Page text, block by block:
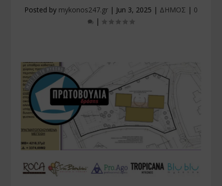
Posted by mykonos247.gr | Jun 3, 2025 | ΔΗΜΟΣ | 0
|